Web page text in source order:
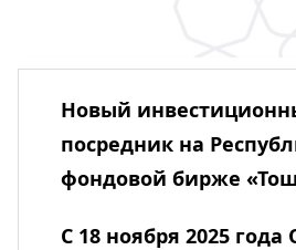
Новый
посредник на
фондовой бирже
С 18 ноября 2025 года